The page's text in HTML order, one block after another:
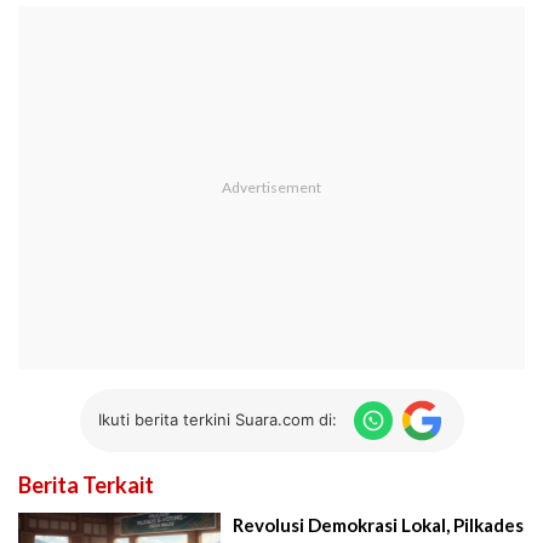
Ikuti berita terkini Suara.com di:
Berita Terkait
Revolusi Demokrasi Lokal, Pilkades